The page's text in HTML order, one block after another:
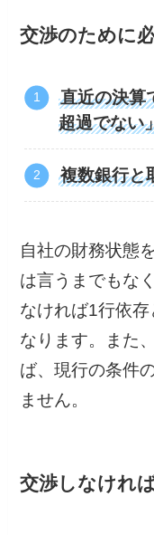
交渉のために
直近の決算
超過でない
複数銀行と
自社の財務状態
は言うまでもな
なければ1行依存
なります。また
ば、現行の条件
ません。
交渉しなけれ